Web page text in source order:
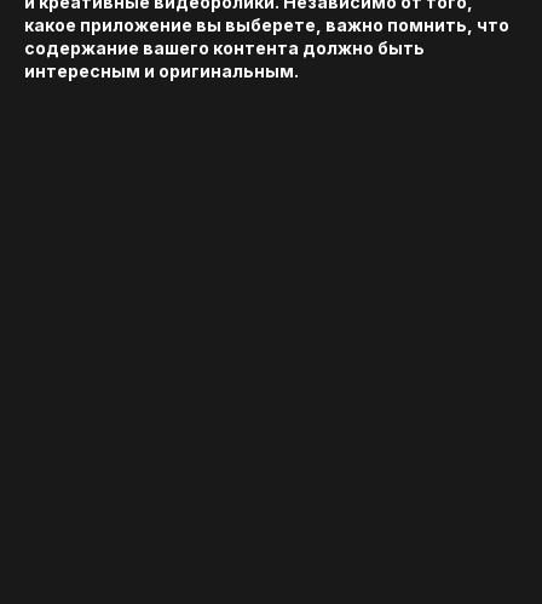
какое приложение вы выберете, важно помнить, что
содержание вашего контента должно быть
интересным и оригинальным.